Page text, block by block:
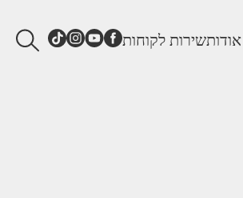
אודותשירות לקוחות